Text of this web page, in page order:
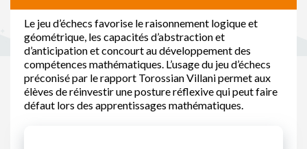
Le jeu d’échecs favorise le raisonnement logique et
géométrique, les capacités d’abstraction et
d’anticipation et concourt au développement des
compétences mathématiques. L’usage du jeu d’échecs
préconisé par le rapport Torossian Villani permet aux
élèves de réinvestir une posture réflexive qui peut faire
défaut lors des apprentissages mathématiques.